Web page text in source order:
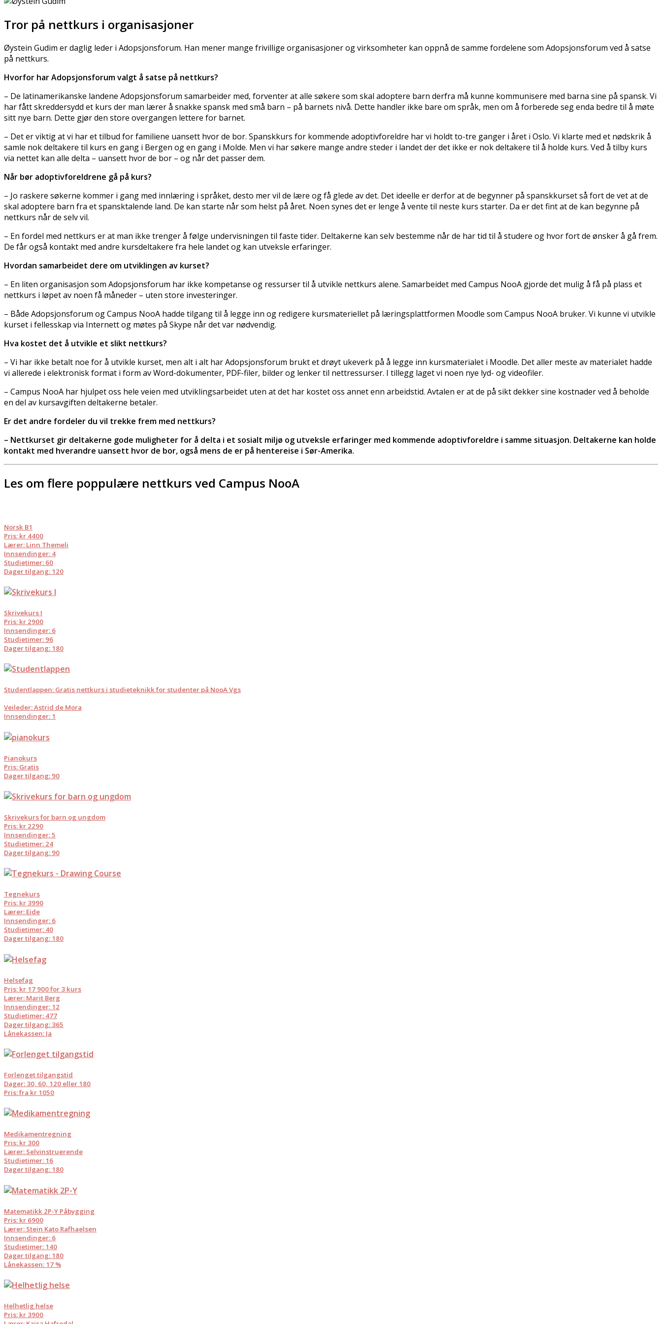
Tror på nettkurs i organisasjoner
Øystein Gudim er daglig leder i Adopsjonsforum. Han mener mange frivillige organisasjoner og virksomheter kan oppnå de samme fordelene som Adopsjonsforum ved å satse
på nettkurs.
Hvorfor har Adopsjonsforum valgt å satse på nettkurs?
– De latinamerikanske landene Adopsjonsforum samarbeider med, forventer at alle søkere som skal adoptere barn derfra må kunne kommunisere med barna sine på spansk. Vi
har fått skreddersydd et kurs der man lærer å snakke spansk med små barn – på barnets nivå. Dette handler ikke bare om språk, men om å forberede seg enda bedre til å møte
sitt nye barn. Dette gjør den store overgangen lettere for barnet.
– Det er viktig at vi har et tilbud for familiene uansett hvor de bor. Spanskkurs for kommende adoptivforeldre har vi holdt to-tre ganger i året i Oslo. Vi klarte med et nødskrik å
samle nok deltakere til kurs en gang i Bergen og en gang i Molde. Men vi har søkere mange andre steder i landet der det ikke er nok deltakere til å holde kurs. Ved å tilby kurs
via nettet kan alle delta – uansett hvor de bor – og når det passer dem.
Når bør adoptivforeldrene gå på kurs?
– Jo raskere søkerne kommer i gang med innlæring i språket, desto mer vil de lære og få glede av det. Det ideelle er derfor at de begynner på spanskkurset så fort de vet at de
skal adoptere barn fra et spansktalende land. De kan starte når som helst på året. Noen synes det er lenge å vente til neste kurs starter. Da er det fint at de kan begynne på
nettkurs når de selv vil.
– En fordel med nettkurs er at man ikke trenger å følge undervisningen til faste tider. Deltakerne kan selv bestemme når de har tid til å studere og hvor fort de ønsker å gå frem.
De får også kontakt med andre kursdeltakere fra hele landet og kan utveksle erfaringer.
Hvordan samarbeidet dere om utviklingen av kurset?
– En liten organisasjon som Adopsjonsforum har ikke kompetanse og ressurser til å utvikle nettkurs alene. Samarbeidet med Campus NooA gjorde det mulig å få på plass et
nettkurs i løpet av noen få måneder – uten store investeringer.
– Både Adopsjonsforum og Campus NooA hadde tilgang til å legge inn og redigere kursmateriellet på læringsplattformen Moodle som Campus NooA bruker. Vi kunne vi utvikle
kurset i fellesskap via Internett og møtes på Skype når det var nødvendig.
Hva kostet det å utvikle et slikt nettkurs?
– Vi har ikke betalt noe for å utvikle kurset, men alt i alt har Adopsjonsforum brukt et drøyt ukeverk på å legge inn kursmaterialet i Moodle. Det aller meste av materialet hadde
vi allerede i elektronisk format i form av Word-dokumenter, PDF-filer, bilder og lenker til nettressurser. I tillegg laget vi noen nye lyd- og videofiler.
– Campus NooA har hjulpet oss hele veien med utviklingsarbeidet uten at det har kostet oss annet enn arbeidstid. Avtalen er at de på sikt dekker sine kostnader ved å beholde
en del av kursavgiften deltakerne betaler.
Er det andre fordeler du vil trekke frem med nettkurs?
– Nettkurset gir deltakerne gode muligheter for å delta i et sosialt miljø og utveksle erfaringer med kommende adoptivforeldre i samme situasjon. Deltakerne kan holde
kontakt med hverandre uansett hvor de bor, også mens de er på hentereise i Sør-Amerika.
Les om flere poppulære nettkurs ved Campus NooA
Norsk B1
Pris: kr 4400
Lærer: Linn Themeli
Innsendinger: 4
Studietimer: 60
Dager tilgang: 120
Skrivekurs I
Pris: kr 2900
Innsendinger: 6
Studietimer: 96
Dager tilgang: 180
Studentlappen: Gratis nettkurs i studieteknikk for studenter på NooA Vgs
Veileder: Astrid de Mora
Innsendinger: 1
Pianokurs
Pris: Gratis
Dager tilgang: 90
Skrivekurs for barn og ungdom
Pris: kr 2290
Innsendinger: 5
Studietimer: 24
Dager tilgang: 90
Tegnekurs
Pris: kr 3990
Lærer: Eide
Innsendinger: 6
Studietimer: 40
Dager tilgang: 180
Helsefag
Pris: kr 17 900 for 3 kurs
Lærer: Marit Berg
Innsendinger: 12
Studietimer: 477
Dager tilgang: 365
Lånekassen: Ja
Forlenget tilgangstid
Dager: 30, 60, 120 eller 180
Pris: fra kr 1050
Medikamentregning
Pris: kr 300
Lærer: Selvinstruerende
Studietimer: 16
Dager tilgang: 180
Matematikk 2P-Y Påbygging
Pris: kr 6900
Lærer: Stein Kato Rafhaelsen
Innsendinger: 6
Studietimer: 140
Dager tilgang: 180
Lånekassen: 17 %
Helhetlig helse
Pris: kr 3900